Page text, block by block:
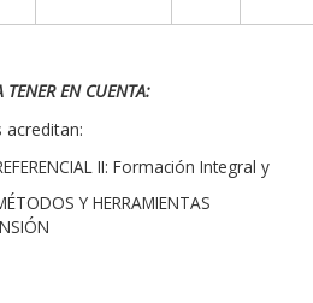
EN CUENTA:
acreditan:
II: Formación Integral y
Y HERRAMIENTAS